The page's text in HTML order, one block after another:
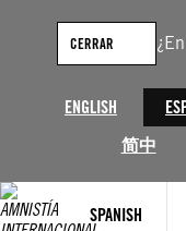
ENGLISH
简中
CERRAR
SPANISH
contenido